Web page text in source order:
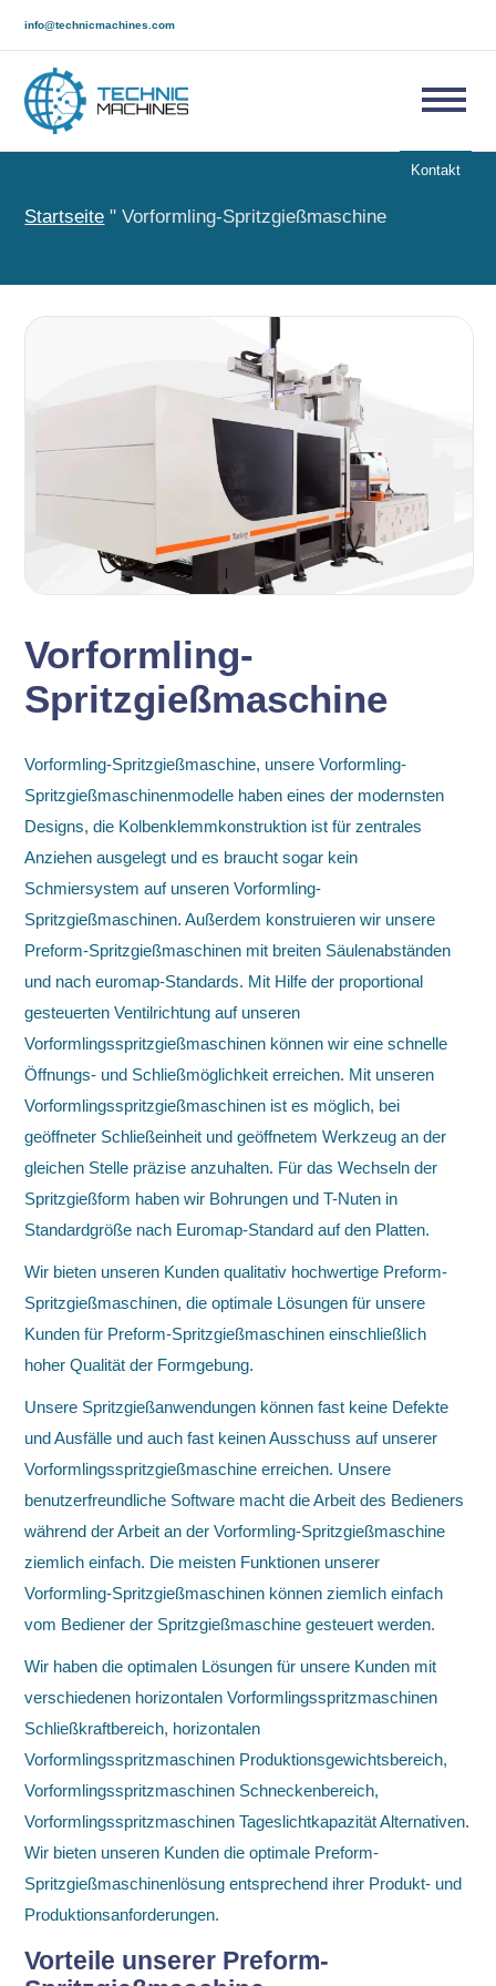
info@technicmachines.com
Kontakt
Startseite "Vorformling-Spritzgießmaschine
Vorformling-
Spritzgießmaschine
Vorformling-Spritzgießmaschine, unsere Vorformling-
Spritzgießmaschinenmodelle haben eines der modernsten
Designs, die Kolbenklemmkonstruktion ist für zentrales
Anziehen ausgelegt und es braucht sogar kein
Schmiersystem auf unseren Vorformling-
Spritzgießmaschinen. Außerdem konstruieren wir unsere
Preform-Spritzgießmaschinen mit breiten Säulenabständen
und nach euromap-Standards. Mit Hilfe der proportional
gesteuerten Ventilrichtung auf unseren
Vorformlingsspritzgießmaschinen können wir eine schnelle
Öffnungs- und Schließmöglichkeit erreichen. Mit unseren
Vorformlingsspritzgießmaschinen ist es möglich, bei
geöffneter Schließeinheit und geöffnetem Werkzeug an der
gleichen Stelle präzise anzuhalten. Für das Wechseln der
Spritzgießform haben wir Bohrungen und T-Nuten in
Standardgröße nach Euromap-Standard auf den Platten.
Wir bieten unseren Kunden qualitativ hochwertige Preform-
Spritzgießmaschinen, die optimale Lösungen für unsere
Kunden für Preform-Spritzgießmaschinen einschließlich
hoher Qualität der Formgebung.
Unsere Spritzgießanwendungen können fast keine Defekte
und Ausfälle und auch fast keinen Ausschuss auf unserer
Vorformlingsspritzgießmaschine erreichen. Unsere
benutzerfreundliche Software macht die Arbeit des Bedieners
während der Arbeit an der Vorformling-Spritzgießmaschine
ziemlich einfach. Die meisten Funktionen unserer
Vorformling-Spritzgießmaschinen können ziemlich einfach
vom Bediener der Spritzgießmaschine gesteuert werden.
Wir haben die optimalen Lösungen für unsere Kunden mit
verschiedenen horizontalen Vorformlingsspritzmaschinen
Schließkraftbereich, horizontalen
Vorformlingsspritzmaschinen Produktionsgewichtsbereich,
Vorformlingsspritzmaschinen Schneckenbereich,
Vorformlingsspritzmaschinen Tageslichtkapazität Alternativen.
Wir bieten unseren Kunden die optimale Preform-
Spritzgießmaschinenlösung entsprechend ihrer Produkt- und
Produktionsanforderungen.
Vorteile unserer Preform-